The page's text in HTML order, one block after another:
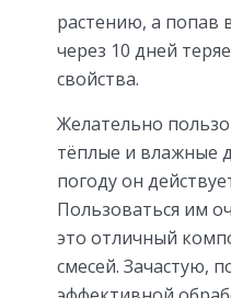
растению, а попав
через 10 дней
свойства.
Желательно
тёплые и влажные
погоду он
Пользоваться им
это отличный
смесей. Зачастую,